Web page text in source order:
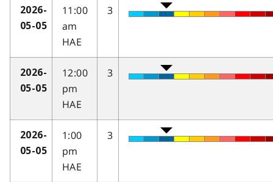
2026-
05-05
11:00
am
HAE
3
2026-
05-05
12:00
pm
HAE
3
2026-
05-05
1:00
pm
HAE
3